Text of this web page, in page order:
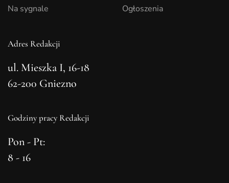
Na sygnale
Ogłoszenia
Adres Redakcji
ul. Mieszka I, 16-18
62-200 Gniezno
Godziny pracy Redakcji
Pon - Pt:
8 - 16